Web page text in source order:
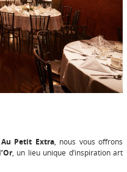
Au Petit Extra, nous vous offrons
, un lieu unique d’inspiration art